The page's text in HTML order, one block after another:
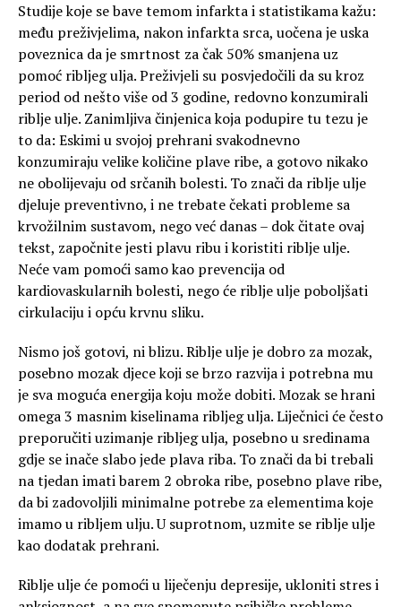
Studije koje se bave temom infarkta i statistikama kažu:
među preživjelima, nakon infarkta srca, uočena je uska
poveznica da je smrtnost za čak 50% smanjena uz
pomoć ribljeg ulja. Preživjeli su posvjedočili da su kroz
period od nešto više od 3 godine, redovno konzumirali
riblje ulje. Zanimljiva činjenica koja podupire tu tezu je
to da: Eskimi u svojoj prehrani svakodnevno
konzumiraju velike količine plave ribe, a gotovo nikako
ne obolijevaju od srčanih bolesti. To znači da riblje ulje
djeluje preventivno, i ne trebate čekati probleme sa
krvožilnim sustavom, nego već danas – dok čitate ovaj
tekst, započnite jesti plavu ribu i koristiti riblje ulje.
Neće vam pomoći samo kao prevencija od
kardiovaskularnih bolesti, nego će riblje ulje poboljšati
cirkulaciju i opću krvnu sliku.
Nismo još gotovi, ni blizu. Riblje ulje je dobro za mozak,
posebno mozak djece koji se brzo razvija i potrebna mu
je sva moguća energija koju može dobiti. Mozak se hrani
omega 3 masnim kiselinama ribljeg ulja. Liječnici će često
preporučiti uzimanje ribljeg ulja, posebno u sredinama
gdje se inače slabo jede plava riba. To znači da bi trebali
na tjedan imati barem 2 obroka ribe, posebno plave ribe,
da bi zadovoljili minimalne potrebe za elementima koje
imamo u ribljem ulju. U suprotnom, uzmite se riblje ulje
kao dodatak prehrani.
Riblje ulje će pomoći u liječenju depresije, ukloniti stres i